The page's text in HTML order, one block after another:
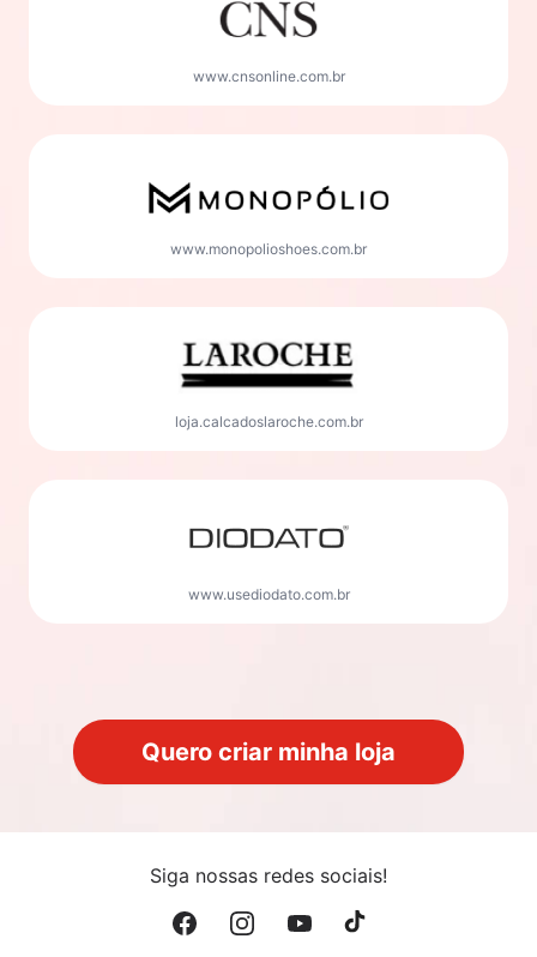
www.cnsonline.com.br
www.monopolioshoes.com.br
loja.calcadoslaroche.com.br
www.usediodato.com.br
Quero criar minha loja
Siga nossas redes sociais!
FacebookInstagramYouTubeTikTok